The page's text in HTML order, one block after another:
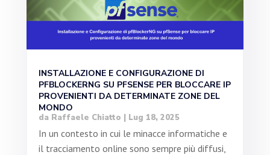
INSTALLAZIONE E CONFIGURAZIONE DI
PFBLOCKERNG SU PFSENSE PER BLOCCARE IP
PROVENIENTI DA DETERMINATE ZONE DEL
MONDO
da Raffaele Chiatto | Lug 18, 2025
In un contesto in cui le minacce informatiche e
il tracciamento online sono sempre più diffusi,